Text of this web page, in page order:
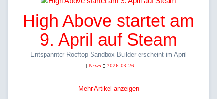
High Above startet am
9. April auf Steam
Entspannter Rooftop-Sandbox-Builder erscheint im April
News 2026-03-26
Mehr Artikel anzeigen